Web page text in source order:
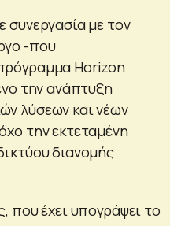
με τον
-που
Horizon
την ανάπτυξη
λύσεων και νέων
την εκτεταμένη
διανομής
που έχει υπογράψει το